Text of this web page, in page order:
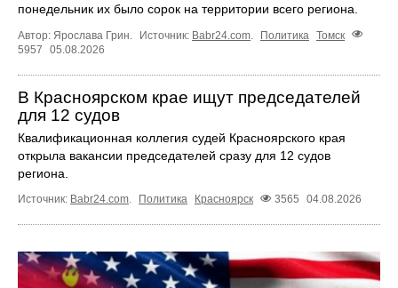
понедельник их было сорок на территории всего региона.
Автор: Ярослава Грин. Источник: Babr24.com Политика
Томск
5957
05.08.2026
В Красноярском крае ищут председателей
для 12 судов
Квалификационная коллегия судей Красноярского края
открыла вакансии председателей сразу для 12 судов
региона.
Источник: Babr24.com Политика Красноярск 3565 04.08.2026